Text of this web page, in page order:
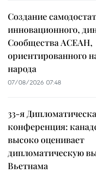
Создание
инновационного,
Сообщества АСЕАН,
ориентированного
народа
07/08/2026 07:48
33-я
конференция:
высоко оценивает
дипломатическую
Вьетнама